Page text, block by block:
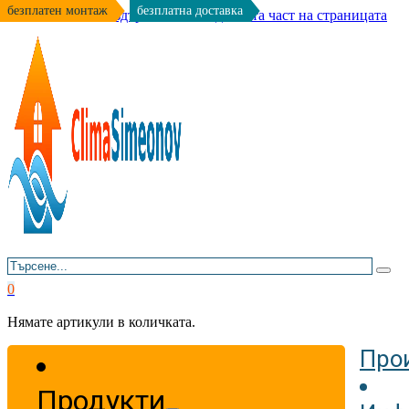
Към основното съдържание Към долната част на страницата
Търсене
0
Нямате артикули в количката.
Продукти
безплатен монтаж безплатна доставка